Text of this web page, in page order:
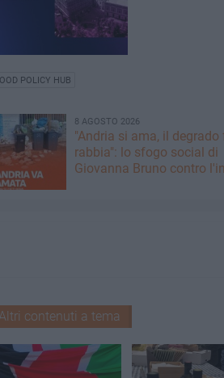
POLICY HUB
8 AGOSTO 2026
"Andria si ama, il degrado
rabbia": lo sfogo social di
Giovanna Bruno contro
Altri contenuti a tema